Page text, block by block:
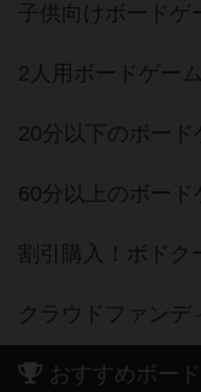
子供向けボードゲ
2人用ボードゲー
20分以下のボー
60分以上のボー
割引購入！ボドク
クラウドファンデ
おすすめボー